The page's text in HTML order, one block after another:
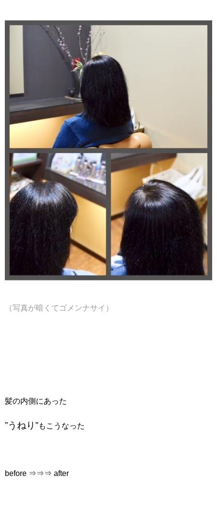
（写真が暗くてゴメンナサイ）
髪の内側にあった
”うねり”もこうなった
before ⇒⇒⇒ after